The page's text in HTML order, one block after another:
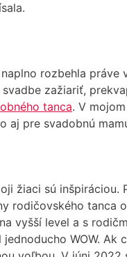
rozbehla
zažiariť,
tanca. V
aj pre svadobnú
žiaci sú
rodičovského tanca
vyšší level a s
WOW.